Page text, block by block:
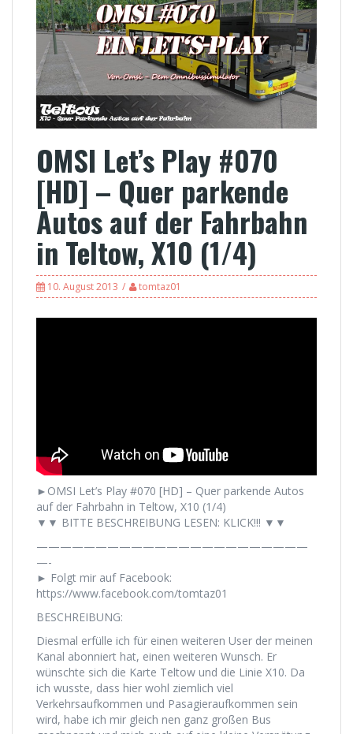
OMSI Let’s Play #070
[HD] – Quer parkende
Autos auf der Fahrbahn
in Teltow, X10 (1/4)
10. August 2013 tomtaz01
►OMSI Let’s Play #070 [HD] – Quer parkende Autos
auf der Fahrbahn in Teltow, X10 (1/4)
▼▼ BITTE BESCHREIBUNG LESEN: KLICK!!! ▼▼
———————————————————————
—-
► Folgt mir auf Facebook:
https://www.facebook.com/tomtaz01
BESCHREIBUNG:
Diesmal erfülle ich für einen weiteren User der meinen
Kanal abonniert hat, einen weiteren Wunsch. Er
wünschte sich die Karte Teltow und die Linie X10. Da
ich wusste, dass hier wohl ziemlich viel
Verkehrsaufkommen und Pasagieraufkommen sein
wird, habe ich mir gleich nen ganz großen Bus